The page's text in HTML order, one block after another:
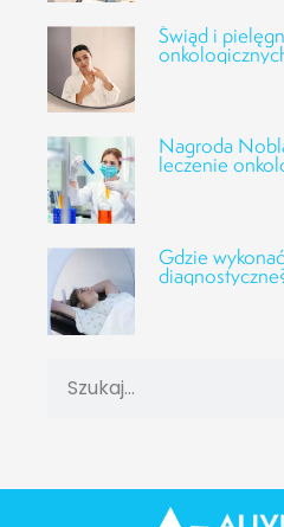
Świąd i
Nagroda
leczenie
Gdzie